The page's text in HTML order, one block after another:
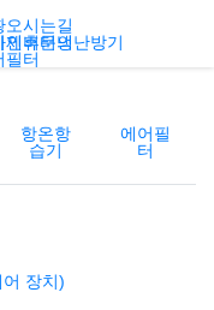
오시는길
인버터냉난방기
필터
제휴문의
항온항
습기
에어필
터
장치)